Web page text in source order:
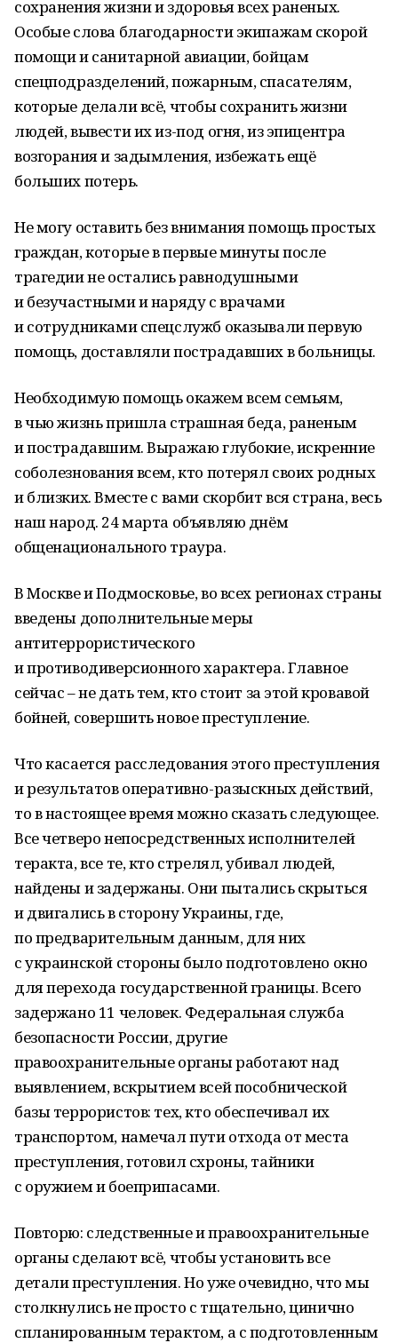
сохранения жизни и здоровья всех раненых.
Особые слова благодарности экипажам скорой
помощи и санитарной авиации, бойцам
спецподразделений, пожарным, спасателям,
которые делали всё, чтобы сохранить жизни
людей, вывести их из-под огня, из эпицентра
возгорания и задымления, избежать ещё
больших потерь.
Не могу оставить без внимания помощь простых
граждан, которые в первые минуты после
трагедии не остались равнодушными
и безучастными и наряду с врачами
и сотрудниками спецслужб оказывали первую
помощь, доставляли пострадавших в больницы.
Необходимую помощь окажем всем семьям,
в чью жизнь пришла страшная беда, раненым
и пострадавшим. Выражаю глубокие, искренние
соболезнования всем, кто потерял своих родных
и близких. Вместе с вами скорбит вся страна, весь
наш народ. 24 марта объявляю днём
общенационального траура.
В Москве и Подмосковье, во всех регионах страны
введены дополнительные меры
антитеррористического
и противодиверсионного характера. Главное
сейчас – не дать тем, кто стоит за этой кровавой
бойней, совершить новое преступление.
Что касается расследования этого преступления
и результатов оперативно-разыскных действий,
то в настоящее время можно сказать следующее.
Все четверо непосредственных исполнителей
теракта, все те, кто стрелял, убивал людей,
найдены и задержаны. Они пытались скрыться
и двигались в сторону Украины, где,
по предварительным данным, для них
с украинской стороны было подготовлено окно
для перехода государственной границы. Всего
задержано 11 человек. Федеральная служба
безопасности России, другие
правоохранительные органы работают над
выявлением, вскрытием всей пособнической
базы террористов: тех, кто обеспечивал их
транспортом, намечал пути отхода от места
преступления, готовил схроны, тайники
с оружием и боеприпасами.
Повторю: следственные и правоохранительные
органы сделают всё, чтобы установить все
детали преступления. Но уже очевидно, что мы
столкнулись не просто с тщательно, цинично
спланированным терактом, а с подготовленным